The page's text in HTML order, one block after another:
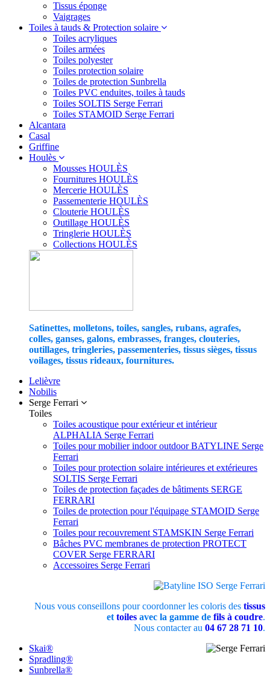
Tissus éponge
Vaigrages
Toiles à tauds & Protection solaire
Toiles acryliques
Toiles armées
Toiles polyester
Toiles protection solaire
Toiles de protection Sunbrella
Toiles PVC enduites, toiles à tauds
Toiles SOLTIS Serge Ferrari
Toiles STAMOID Serge Ferrari
Alcantara
Casal
Griffine
Houlès
Mousses HOULÈS
Fournitures HOULÈS
Mercerie HOULÈS
Passementerie HOULÈS
Clouterie HOULÈS
Outillage HOULÈS
Tringlerie HOULÈS
Collections HOULÈS
Satinettes, molletons, toiles, sangles, rubans, agrafes,
colles, ganses, galons, embrasses, franges, clouteries,
outillages, tringleries, passementeries, tissus sièges, tissus
voilages, tissus rideaux, fournitures.
Lelièvre
Nobilis
Serge Ferrari
Toiles
Toiles acoustique pour extérieur et intérieur
ALPHALIA Serge Ferrari
Toiles pour mobilier indoor outdoor BATYLINE Serge
Ferrari
Toiles pour protection solaire intérieures et extérieures
SOLTIS Serge Ferrari
Toiles de protection façades de bâtiments SERGE
FERRARI
Toiles de protection pour l'équipage STAMOID Serge
Ferrari
Toiles pour recouvrement STAMSKIN Serge Ferrari
Bâches PVC membranes de protection PROTECT
COVER Serge FERRARI
Accessoires Serge Ferrari
Nous vous conseillons pour coordonner les coloris des tissus
et toiles avec la gamme de fils à coudre.
Nous contacter au 04 67 28 71 10.
Skai®
Spradling®
Sunbrella®